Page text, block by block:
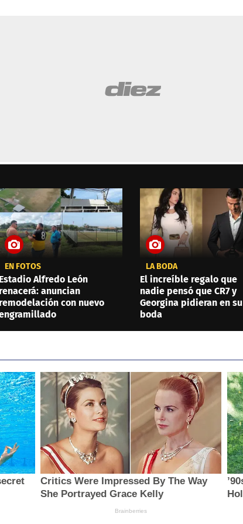
EN FOTOS
Estadio Alfredo León
renacerá: anuncian
remodelación con nuevo
LA BODA
El increíble regalo que
nadie pensó que CR7 y
Georgina pidieran en su
boda